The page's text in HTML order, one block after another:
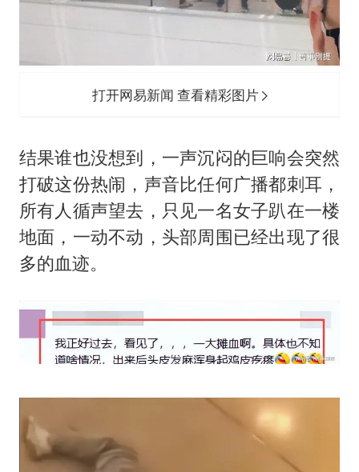
打开网易新闻 查看精彩图片
结果谁也没想到，一声沉闷的巨响会突然
打破这份热闹，声音比任何广播都刺耳，
所有人循声望去，只见一名女子趴在一楼
地面，一动不动，头部周围已经出现了很
多的血迹。